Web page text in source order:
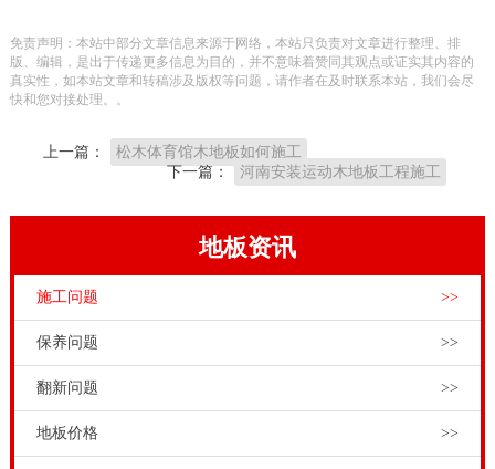
际应用领域不一样，因此地面装修的体育木地板规定也
不一样。技术专业运动场馆规定铺设枫木A级，训练场
木C级，柞木B级这些。
者，专业运动木地板厂家的制造设备悉数采用的**木工
一块原木。西安体育运动木地板施工团队，人每天都要
洗脸，同样，只要篮球场馆每天都运营，地面铺装的篮
先把湿拖把水拧干，清除运动木地板表面的污渍，好加
些洗洁精。将
免责声明：本站中部分文章信息来源于网络，本站只负责对文章进行整理、排
版、编辑，是出于传递更多信息为目的，并不意味着赞同其观点或证实其内容的
真实性，如本站文章和转稿涉及版权等问题，请作者在及时联系本站，我们会尽
快和您对接处理。。
上一篇：
松木体育馆木地板如何施工
下一篇：
河南安装运动木地板工程施工
地板资讯
施工问题 >>
保养问题 >>
翻新问题 >>
地板价格 >>